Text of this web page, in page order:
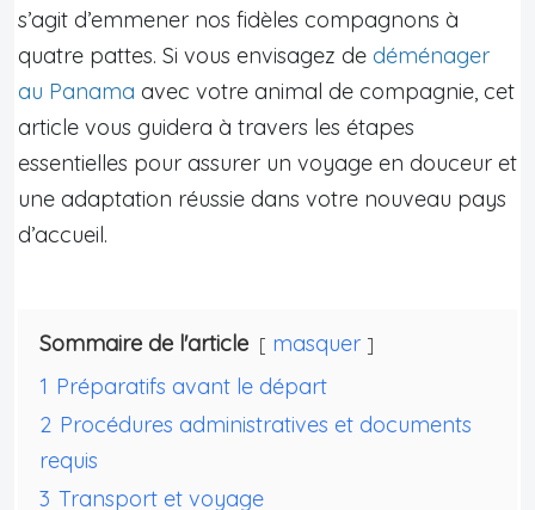
s’agit d’emmener nos fidèles compagnons à
quatre pattes. Si vous envisagez de déménager
au Panama avec votre animal de compagnie, cet
article vous guidera à travers les étapes
essentielles pour assurer un voyage en douceur et
une adaptation réussie dans votre nouveau pays
d’accueil.
Sommaire de l'article
masquer
1 Préparatifs avant le départ
2 Procédures administratives et documents
requis
3 Transport et voyage